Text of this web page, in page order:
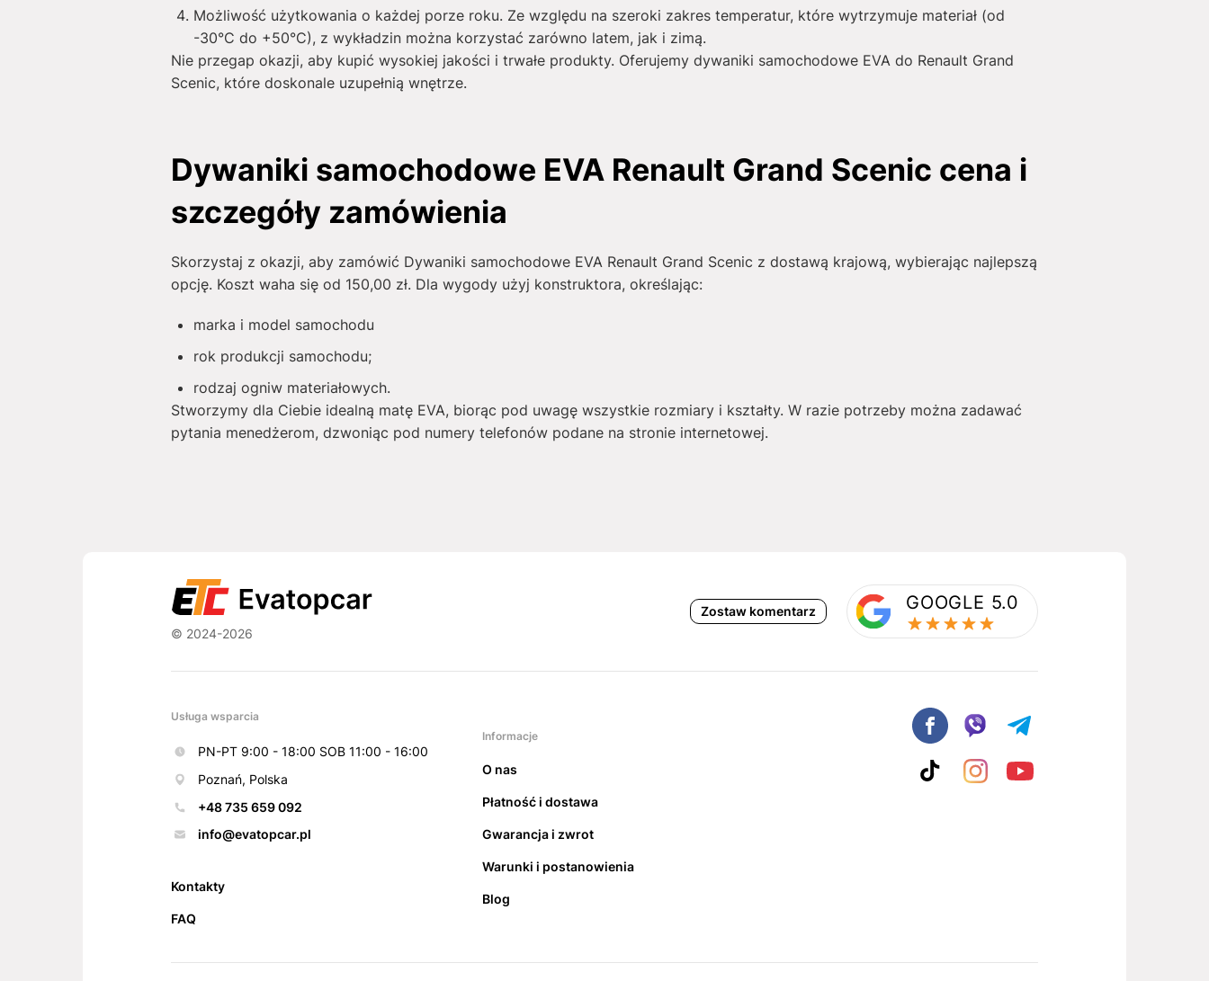
Możliwość użytkowania o każdej porze roku. Ze względu na szeroki zakres temperatur, które wytrzymuje materiał (od
-30°C do +50°C), z wykładzin można korzystać zarówno latem, jak i zimą.
Nie przegap okazji, aby kupić wysokiej jakości i trwałe produkty. Oferujemy dywaniki samochodowe EVA do Renault Grand
Scenic, które doskonale uzupełnią wnętrze.
Dywaniki samochodowe EVA Renault Grand Scenic cena i
szczegóły zamówienia
Skorzystaj z okazji, aby zamówić Dywaniki samochodowe EVA Renault Grand Scenic z dostawą krajową, wybierając najlepszą
opcję. Koszt waha się od 150,00 zł. Dla wygody użyj konstruktora, określając:
marka i model samochodu
rok produkcji samochodu;
rodzaj ogniw materiałowych.
Stworzymy dla Ciebie idealną matę EVA, biorąc pod uwagę wszystkie rozmiary i kształty. W razie potrzeby można zadawać
pytania menedżerom, dzwoniąc pod numery telefonów podane na stronie internetowej.
© 2024-2026
Zostaw komentarz GOOGLE 5.0
Usługa wsparcia
PN-PT 9:00 - 18:00 SOB 11:00 - 16:00
Poznań, Polska
+48 735 659 092
info@evatopcar.pl
Kontakty
FAQ
Informacje
O nas
Płatność i dostawa
Gwarancja i zwrot
Warunki i postanowienia
Blog